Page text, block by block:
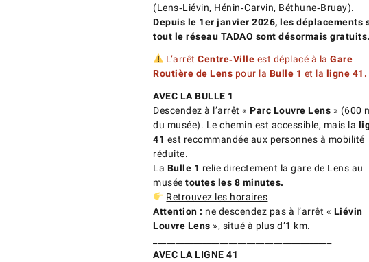
(Lens‑Liévin, Hénin‑Carvin, Béthune‑Bruay).
Depuis le 1er janvier 2026, les déplacements
tout le réseau TADAO sont désormais gratuits.
L’arrêtCentre‑Ville est déplacé à laGare
Routière de Lens pour la Bulle 1 et la ligne 41.
AVEC LA BULLE 1
Descendez à l’arrêt « Parc Louvre Lens » (600
du musée). Le chemin est accessible, mais la
41 est recommandée aux personnes à mobilité
réduite.
La Bulle 1 relie directement la gare de Lens au
musée toutes les 8 minutes.
Retrouvez les horaires
Attention : ne descendez pas à l’arrêt « Liévin
Louvre Lens », situé à plus d’1 km.
AVEC LA LIGNE 41